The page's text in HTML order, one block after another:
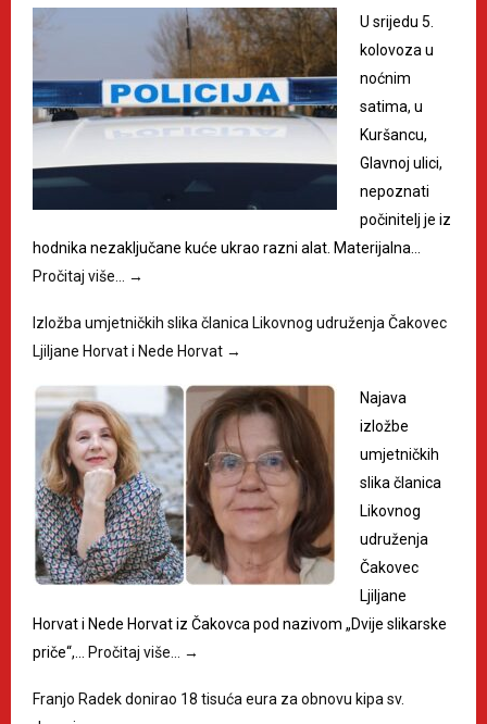
U srijedu 5.
kolovoza u
noćnim
satima, u
Kuršancu,
Glavnoj ulici,
nepoznati
počinitelj je iz
hodnika nezaključane kuće ukrao razni alat. Materijalna…
Pročitaj više… →
Izložba umjetničkih slika članica Likovnog udruženja Čakovec
Ljiljane Horvat i Nede Horvat →
Najava
izložbe
umjetničkih
slika članica
Likovnog
udruženja
Čakovec
Ljiljane
Horvat i Nede Horvat iz Čakovca pod nazivom „Dvije slikarske
priče“,… Pročitaj više… →
Franjo Radek donirao 18 tisuća eura za obnovu kipa sv.